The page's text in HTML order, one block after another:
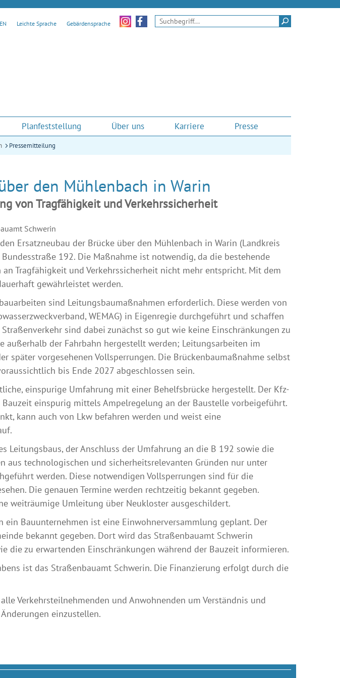
EN Leichte Sprache Gebärdensprache
Zu unseren Instagram-Momenten
Zu unserem Facebook-Auftritt
Suchen
Planfeststellung Über uns Karriere Presse
Pressemitteilung
den Mühlenbach in Warin
von Tragfähigkeit und Verkehrssicherheit
Schwerin
Ersatzneubau der Brücke über den Mühlenbach in Warin (Landkreis
192. Die Maßnahme ist notwendig, da die bestehende
Tragfähigkeit und Verkehrssicherheit nicht mehr entspricht. Mit dem
gewährleistet werden.
sind Leitungsbaumaßnahmen erforderlich. Diese werden von
WEMAG) in Eigenregie durchgeführt und schaffen
sind dabei zunächst so gut wie keine Einschränkungen zu
außerhalb der Fahrbahn hergestellt werden; Leitungsarbeiten im
später vorgesehenen Vollsperrungen. Die Brückenbaumaßnahme selbst
bis Ende 2027 abgeschlossen sein.
einspurige Umfahrung mit einer Behelfsbrücke hergestellt. Der Kfz-
einspurig mittels Ampelregelung an der Baustelle vorbeigeführt.
kann auch von Lkw befahren werden und weist eine
Leitungsbaus, der Anschluss der Umfahrung an die B 192 sowie die
aus technologischen und sicherheitsrelevanten Gründen nur unter
werden. Diese notwendigen Vollsperrungen sind für die
Die genauen Termine werden rechtzeitig bekannt gegeben.
weiträumige Umleitung über Neukloster ausgeschildert.
ein Bauunternehmen ist eine Einwohnerversammlung geplant. Der
bekannt gegeben. Dort wird das Straßenbauamt Schwerin
die zu erwartenden Einschränkungen während der Bauzeit informieren.
ist das Straßenbauamt Schwerin. Die Finanzierung erfolgt durch die
Verkehrsteilnehmenden und Anwohnenden um Verständnis und
einzustellen.